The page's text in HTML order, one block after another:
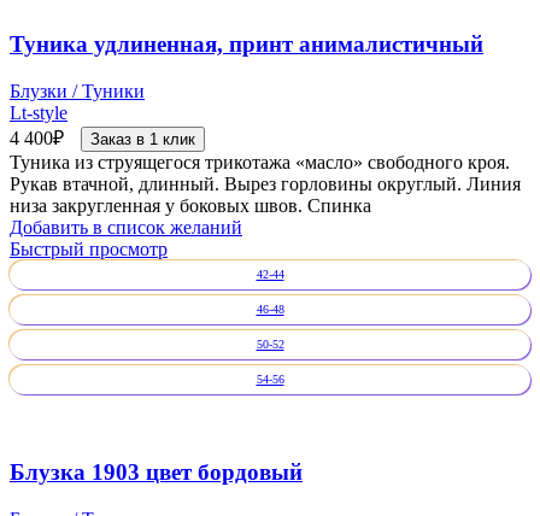
Туника удлиненная, принт анималистичный
Блузки / Туники
Lt-style
4 400₽ Заказ в 1 клик
Туника из струящегося трикотажа «масло» свободного кроя.
Рукав втачной, длинный. Вырез горловины округлый. Линия
низа закругленная у боковых швов. Спинка
Добавить в список желаний
Быстрый просмотр
42-44
46-48
50-52
54-56
Блузка 1903 цвет бордовый